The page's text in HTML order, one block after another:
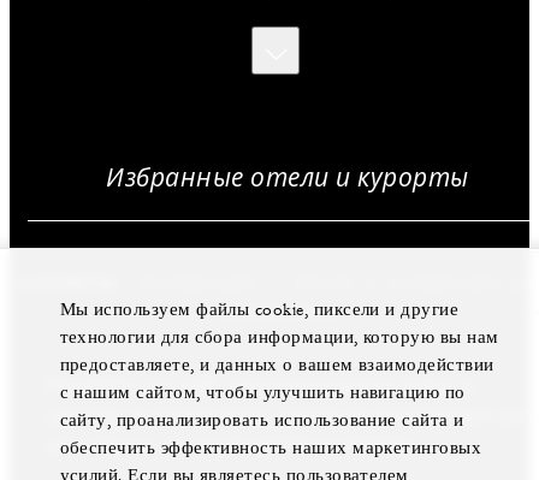
Избранные отели и курорты
Откройте для себя самые роскошные отели и
курорты по всему миру, идеально подходящие как
для отдыха, так и для деловых поездок.
Вы можете приобрести роскошные виллы и
частные резиденции в самых престижных районах
мира.
Возьмите все лучшее из двух миров —
ознакомьтесь с нашей коллекцией роскошных
загородных домов.
Мы используем файлы cookie, пиксели и другие
технологии для сбора информации, которую вы нам
предоставляете, и данных о вашем взаимодействии
с нашим сайтом, чтобы улучшить навигацию по
сайту, проанализировать использование сайта и
обеспечить эффективность наших маркетинговых